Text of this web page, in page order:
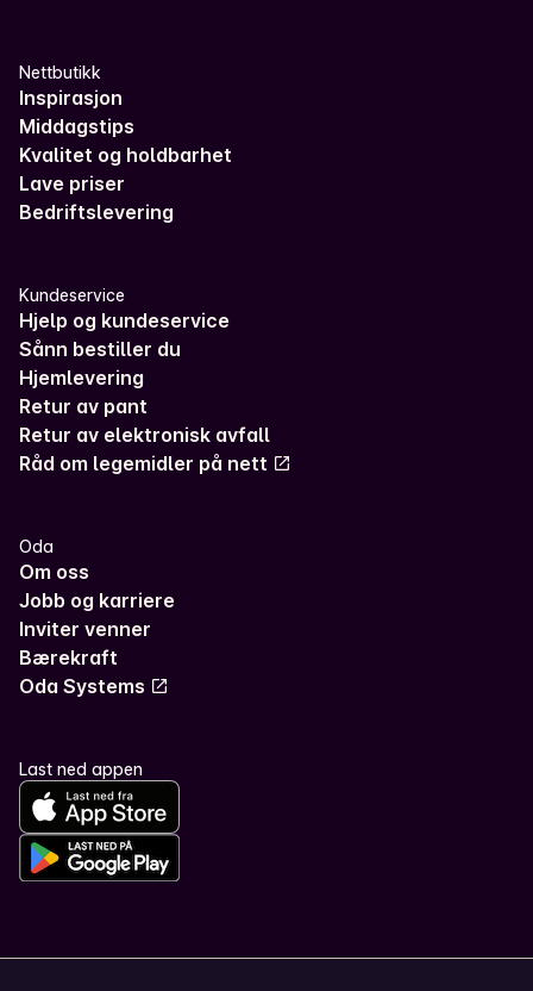
Nettbutikk
Inspirasjon
Middagstips
Kvalitet og holdbarhet
Lave priser
Bedriftslevering
Kundeservice
Hjelp og kundeservice
Sånn bestiller du
Hjemlevering
Retur av pant
Retur av elektronisk avfall
Råd om legemidler på nett
Oda
Om oss
Jobb og karriere
Inviter venner
Bærekraft
Oda Systems
Last ned appen